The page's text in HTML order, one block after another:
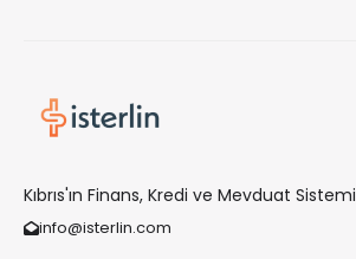
Kıbrıs'ın Finans, Kredi ve Mevduat Sistemi
info@isterlin.com